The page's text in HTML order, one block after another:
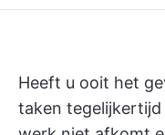
Heeft u ooit het
taken